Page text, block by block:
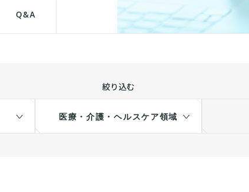
Q&A
絞り込む
医療・介護・ヘルスケア領域